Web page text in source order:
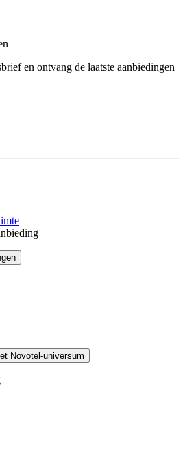
en ontvang de laatste aanbiedingen
Novotel-universum